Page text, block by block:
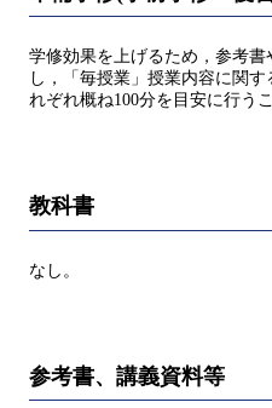
学修効果を上げるため，参考
し，「毎授業」授業内容に関
れぞれ概ね100分を目安に行うこ
教科書
なし。
参考書、講義資料等